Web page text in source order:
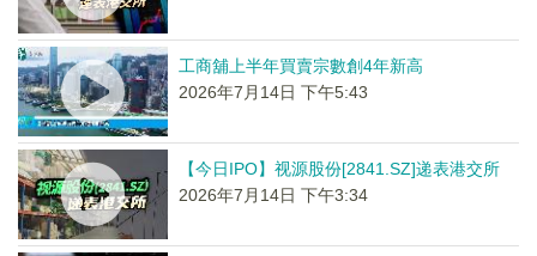
工商舖上半年買賣宗數創4年新高
2026年7月14日 下午5:43
【今日IPO】视源股份[2841.SZ]递表港交所
2026年7月14日 下午3:34